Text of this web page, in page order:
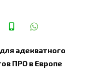
адекватного
ПРО в Европе